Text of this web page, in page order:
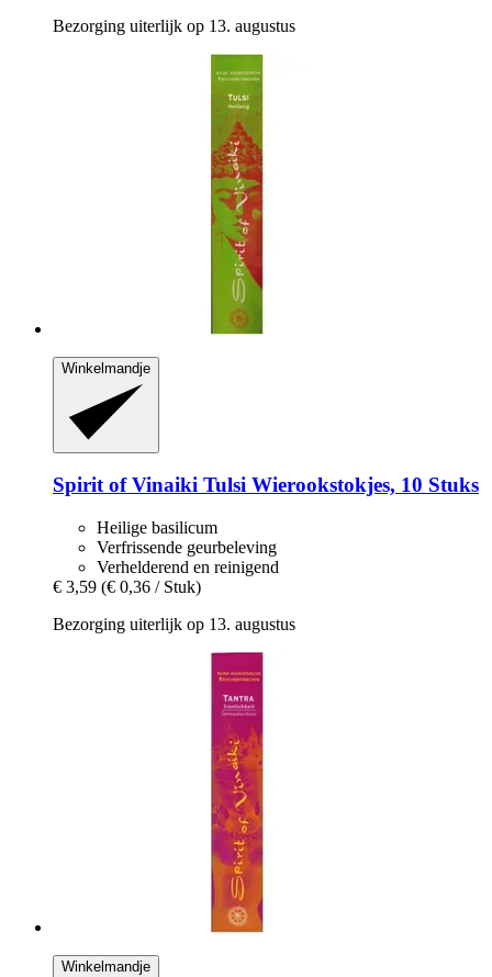
Bezorging uiterlijk op 13. augustus
Winkelmandje
Spirit of Vinaiki Tulsi Wierookstokjes, 10 Stuks
Heilige basilicum
Verfrissende geurbeleving
Verhelderend en reinigend
€ 3,59 (€ 0,36 / Stuk)
Bezorging uiterlijk op 13. augustus
Winkelmandje